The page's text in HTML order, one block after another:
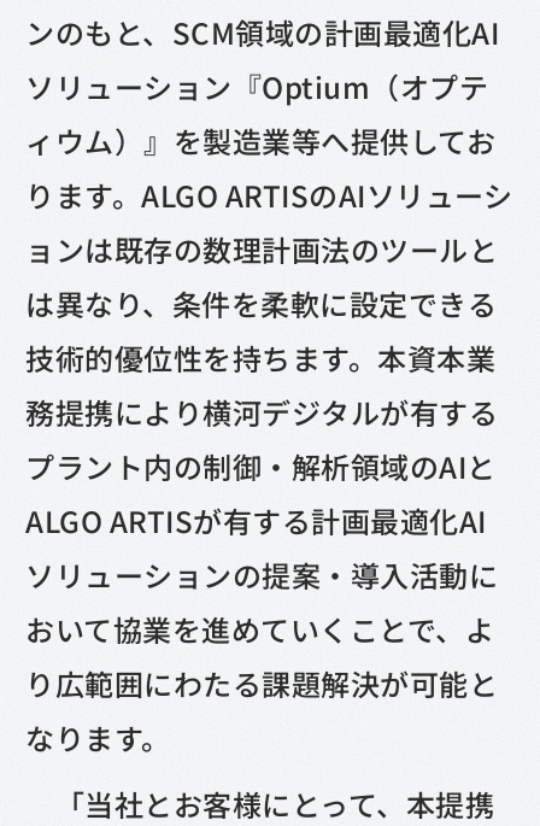
ンのもと、SCM領域の計画最適化AI
ソリューション『Optium（オプテ
ィウム）』を製造業等へ提供してお
ります。ALGO ARTISのAIソリューシ
ョンは既存の数理計画法のツールと
は異なり、条件を柔軟に設定できる
技術的優位性を持ちます。本資本業
務提携により横河デジタルが有する
プラント内の制御・解析領域のAIと
ALGO ARTISが有する計画最適化AI
ソリューションの提案・導入活動に
おいて協業を進めていくことで、よ
り広範囲にわたる課題解決が可能と
なります。
「当社とお客様にとって、本提携